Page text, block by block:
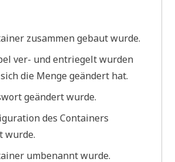
zusammen gebaut wurde.
ver- und entriegelt wurden
die Menge geändert hat.
geändert wurde.
des Containers
wurde.
umbenannt wurde.